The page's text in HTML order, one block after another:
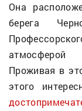
Она
берега
атмосферой
Проживая в
этого